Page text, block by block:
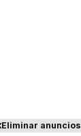
Eliminar anuncios